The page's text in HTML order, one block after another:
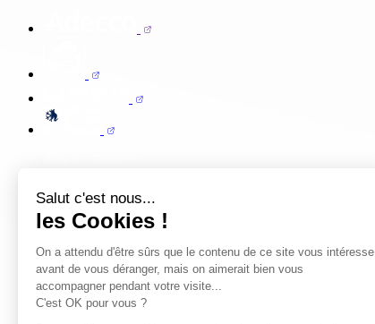
Salut c'est nous...
les Cookies !
On a attendu d'être sûrs que le contenu de ce site vous intéresse
avant de vous déranger, mais on aimerait bien vous
accompagner pendant votre visite...
C'est OK pour vous ?